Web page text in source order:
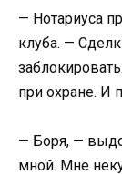
— Нотариуса
клуба. —
при охране. И
— Боря, —
мной. Мне